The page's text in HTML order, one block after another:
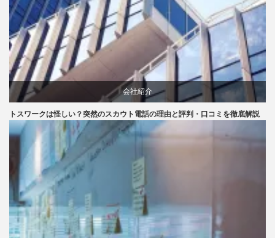
会社紹介
口コミ
トスワークは怪しい？突然のスカウト電話の理由と評判・口コミを徹底解説